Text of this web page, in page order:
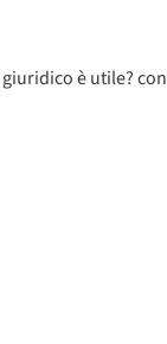
è utile?